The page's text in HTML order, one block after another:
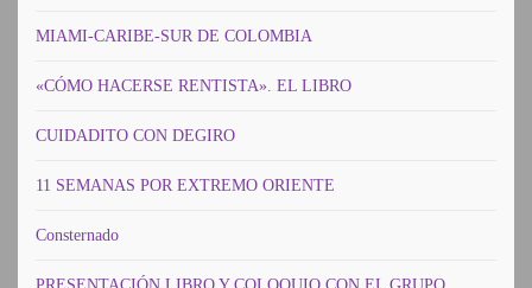
MIAMI-CARIBE-SUR DE COLOMBIA
«CÓMO HACERSE RENTISTA». EL LIBRO
CUIDADITO CON DEGIRO
11 SEMANAS POR EXTREMO ORIENTE
Consternado